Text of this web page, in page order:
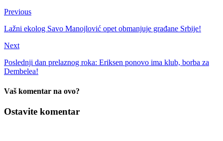
Previous
Lažni ekolog Savo Manojlović opet obmanjuje građane Srbije!
Next
Poslednji dan prelaznog roka: Eriksen ponovo ima klub, borba za
Dembelea!
Vaš komentar na ovo?
Ostavite komentar